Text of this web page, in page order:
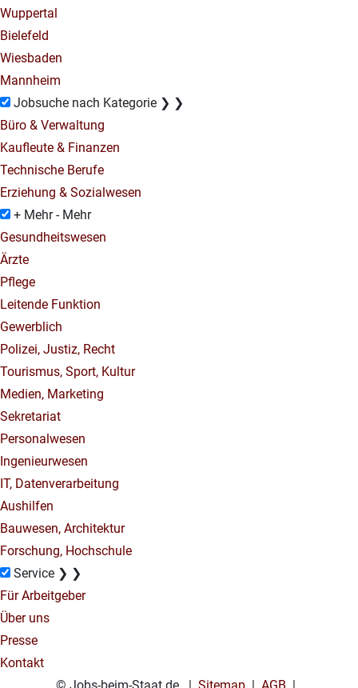
Wuppertal
Bielefeld
Wiesbaden
Mannheim
Jobsuche nach Kategorie ❯ ❯
Büro & Verwaltung
Kaufleute & Finanzen
Technische Berufe
Erziehung & Sozialwesen
+ Mehr - Mehr
Gesundheitswesen
Ärzte
Pflege
Leitende Funktion
Gewerblich
Polizei, Justiz, Recht
Tourismus, Sport, Kultur
Medien, Marketing
Sekretariat
Personalwesen
Ingenieurwesen
IT, Datenverarbeitung
Aushilfen
Bauwesen, Architektur
Forschung, Hochschule
Service ❯ ❯
Für Arbeitgeber
Über uns
Presse
Kontakt